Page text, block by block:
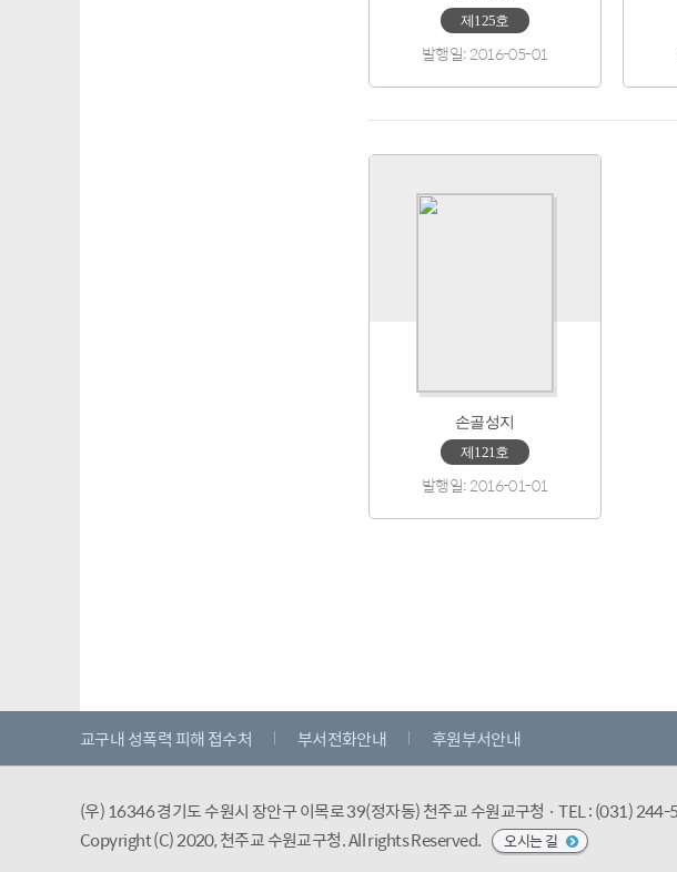
제125호
발행일: 2016-05-01
손골성지
제121호
발행일: 2016-01-01
교구내 성폭력 피해 접수처 부서전화안내 후원부서안내
(우) 16346 경기도 수원시 장안구 이목로 39(정자동) 천주교 수원교구청 · TEL : (031)
Copyright (C) 2020, 천주교 수원교구청.All rights Reserved. 오시는 길